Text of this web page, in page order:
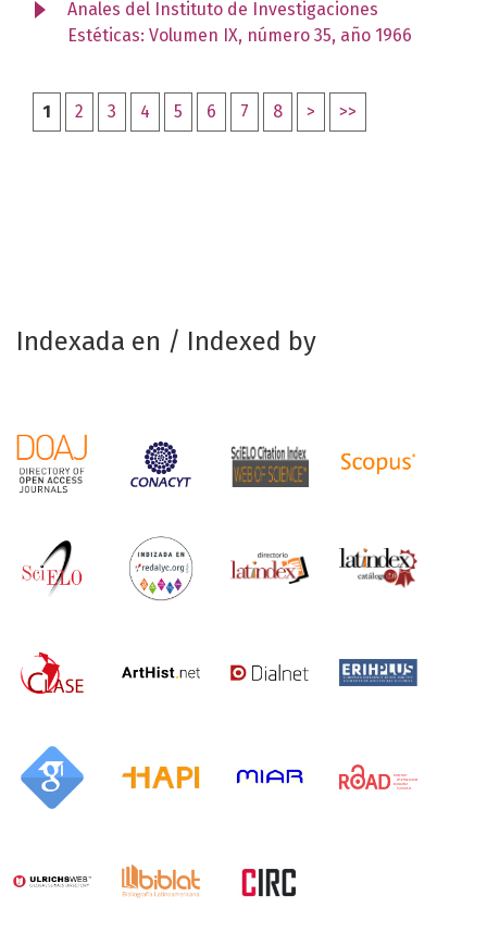
Anales del Instituto de Investigaciones
Estéticas: Volumen IX, número 35, año 1966
1 2 3 4 5 6 7 8 > >>
Indexada en / Indexed by